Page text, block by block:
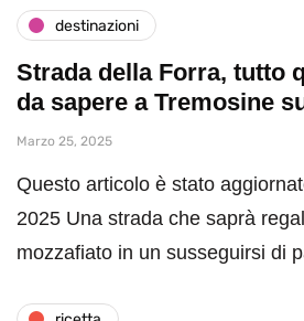
destinazioni
Strada della Forra, tutto
da sapere a Tremosine
Marzo 25, 2025
Questo articolo è stato
2025 Una strada che saprà
mozzafiato in un susseguirsi di